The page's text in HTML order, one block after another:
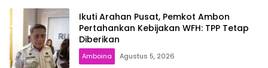
Ikuti Arahan Pusat, Pemkot Ambon
Pertahankan Kebijakan WFH: TPP Tetap
Diberikan
Amboina Agustus 5, 2026